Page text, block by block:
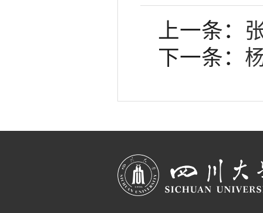
上一条：
下一条：